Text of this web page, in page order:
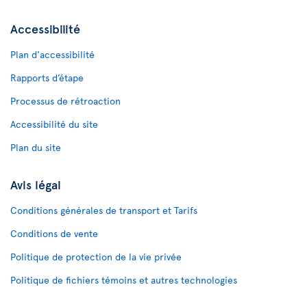
Accessibilité
Plan d'accessibilité
Rapports d’étape
Processus de rétroaction
Accessibilité du site
Plan du site
Avis légal
Conditions générales de transport et Tarifs
Conditions de vente
Politique de protection de la vie privée
Politique de fichiers témoins et autres technologies